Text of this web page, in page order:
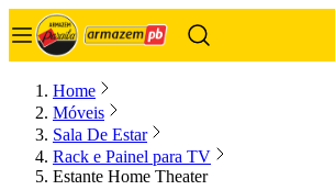
Home
Móveis
Sala De Estar
Rack e Painel para TV
Estante Home Theater